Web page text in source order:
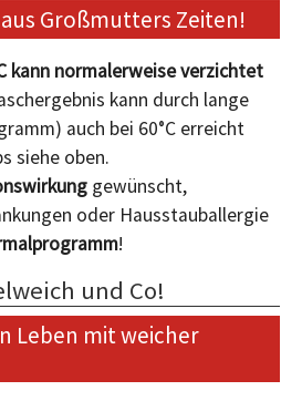
Großmutters Zeiten!
kann normalerweise verzichtet
kann durch lange
auch bei 60°C erreicht
siehe oben.
gewünscht,
oder Hausstauballergie
!
und Co!
Leben mit weicher